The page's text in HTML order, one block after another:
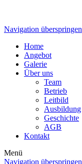
Navigation überspringen
Home
Angebot
Galerie
Über uns
Team
Betrieb
Leitbild
Ausbildung
Geschichte
AGB
Kontakt
Menü
Navigation überspringen